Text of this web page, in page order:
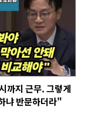
까지 근무. 그렇게
냐 반문하더라"